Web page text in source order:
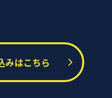
みはこちら